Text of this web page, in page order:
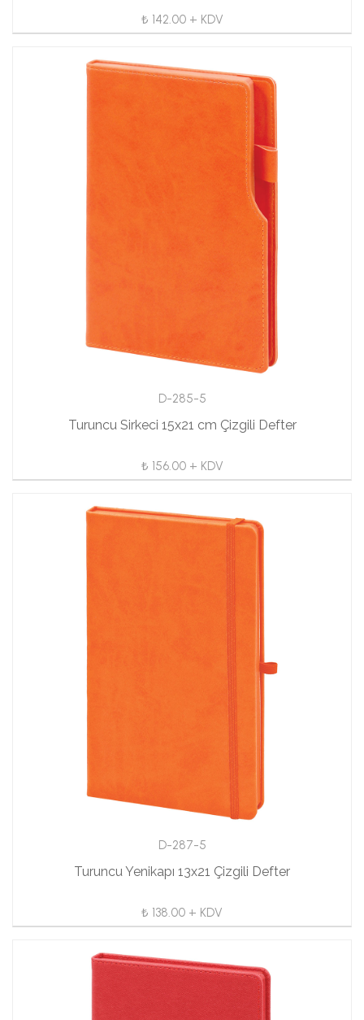
₺ 142.00 + KDV
D-285-5
Turuncu Sirkeci 15x21 cm Çizgili Defter
₺ 156.00 + KDV
D-287-5
Turuncu Yenikapı 13x21 Çizgili Defter
₺ 138.00 + KDV